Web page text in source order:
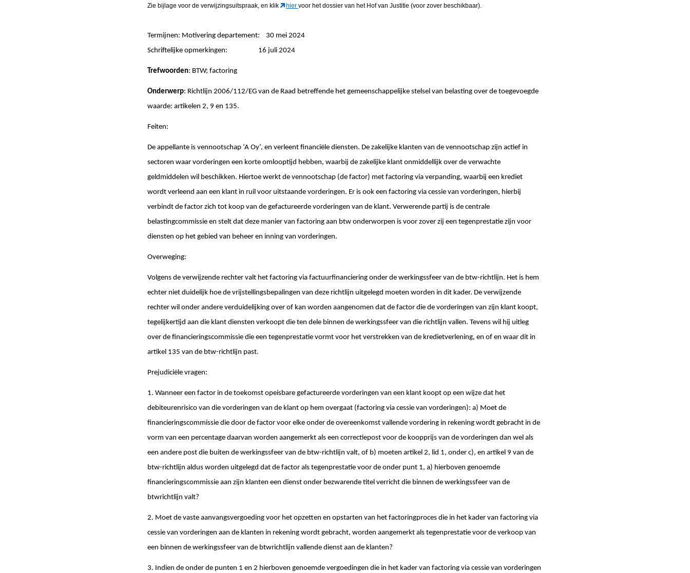
Zie bijlage voor de verwijzingsuitspraak, en klik hier voor het dossier van het Hof van Justitie (voor zover beschikbaar).
Termijnen: Motivering departement: 30 mei 2024
Schriftelijke opmerkingen: 16 juli 2024
Trefwoorden: BTW; factoring
Onderwerp: Richtlijn 2006/112/EG van de Raad betreffende het gemeenschappelijke stelsel van belasting over de toegevoegde
waarde: artikelen 2, 9 en 135.
Feiten:
De appellante is vennootschap ‘A Oy’, en verleent financiële diensten. De zakelijke klanten van de vennootschap zijn actief in
sectoren waar vorderingen een korte omlooptijd hebben, waarbij de zakelijke klant onmiddellijk over de verwachte
geldmiddelen wil beschikken. Hiertoe werkt de vennootschap (de factor) met factoring via verpanding, waarbij een krediet
wordt verleend aan een klant in ruil voor uitstaande vorderingen. Er is ook een factoring via cessie van vorderingen, hierbij
verbindt de factor zich tot koop van de gefactureerde vorderingen van de klant. Verwerende partij is de centrale
belastingcommissie en stelt dat deze manier van factoring aan btw onderworpen is voor zover zij een tegenprestatie zijn voor
diensten op het gebied van beheer en inning van vorderingen.
Overweging:
Volgens de verwijzende rechter valt het factoring via factuurfinanciering onder de werkingssfeer van de btw-richtlijn. Het is hem
echter niet duidelijk hoe de vrijstellingsbepalingen van deze richtlijn uitgelegd moeten worden in dit kader. De verwijzende
rechter wil onder andere verduidelijking over of kan worden aangenomen dat de factor die de vorderingen van zijn klant koopt,
tegelijkertijd aan die klant diensten verkoopt die ten dele binnen de werkingssfeer van die richtlijn vallen. Tevens wil hij uitleg
over de financieringscommissie die een tegenprestatie vormt voor het verstrekken van de kredietverlening, en of en waar dit in
artikel 135 van de btw-richtlijn past.
Prejudiciële vragen:
1. Wanneer een factor in de toekomst opeisbare gefactureerde vorderingen van een klant koopt op een wijze dat het
debiteurenrisico van die vorderingen van de klant op hem overgaat (factoring via cessie van vorderingen): a) Moet de
financieringscommissie die door de factor voor elke onder de overeenkomst vallende vordering in rekening wordt gebracht in de
vorm van een percentage daarvan worden aangemerkt als een correctiepost voor de koopprijs van de vorderingen dan wel als
een andere post die buiten de werkingssfeer van de btw-richtlijn valt, of b) moeten artikel 2, lid 1, onder c), en artikel 9 van de
btw-richtlijn aldus worden uitgelegd dat de factor als tegenprestatie voor de onder punt 1, a) hierboven genoemde
financieringscommissie aan zijn klanten een dienst onder bezwarende titel verricht die binnen de werkingssfeer van de
btwrichtlijn valt?
2. Moet de vaste aanvangsvergoeding voor het opzetten en opstarten van het factoringproces die in het kader van factoring via
cessie van vorderingen aan de klanten in rekening wordt gebracht, worden aangemerkt als tegenprestatie voor de verkoop van
een binnen de werkingssfeer van de btwrichtlijn vallende dienst aan de klanten?
3. Indien de onder de punten 1 en 2 hierboven genoemde vergoedingen die in het kader van factoring via cessie van vorderingen